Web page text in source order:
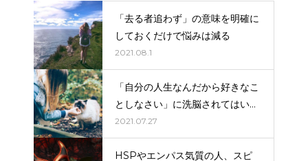
「去る者追わず」の意味を明確に
しておくだけで悩みは減る
2021.08.1
「自分の人生なんだから好きなこ
としなさい」に洗脳されてはいけ
ない。
2021.07.27
HSPやエンパス気質の人、スピ